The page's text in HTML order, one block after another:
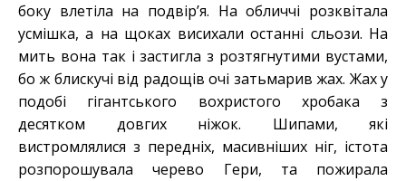
боку влетіла на подвір’я. На обличчі розквітала
усмішка, а на щоках висихали останні сльози. На
мить вона так і застигла з розтягнутими вустами,
бо ж блискучі від радощів очі затьмарив жах. Жах у
подобі гігантського вохристого хробака з
десятком довгих ніжок. Шипами, які
вистромлялися з передніх, масивніших ніг, істота
розпорошувала черево Гери, та пожирала